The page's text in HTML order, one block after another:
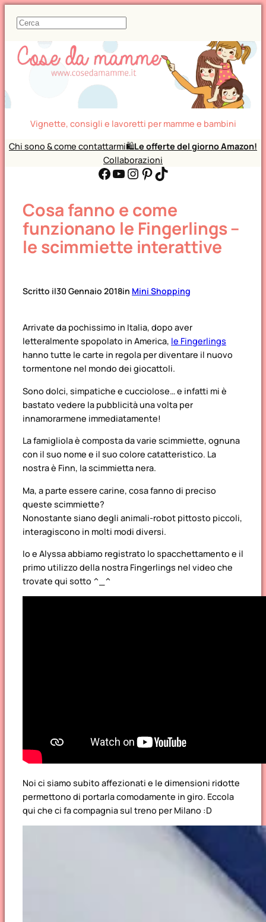
C
r
c
Vignette, consigli e lavoretti per mamme e bambini
Chi sono & come contattarmi🛍️Le offerte del giorno Amazon!
Collaborazioni
Facebook YouTube Instagram Pinterest TikTok
Cosa fanno e come
funzionano le Fingerlings –
le scimmiette interattive
Scritto il30 Gennaio 2018in Mini Shopping
Arrivate da pochissimo in Italia, dopo aver
letteralmente spopolato in America, le Fingerlings
hanno tutte le carte in regola per diventare il nuovo
tormentone nel mondo dei giocattoli.
Sono dolci, simpatiche e cucciolose… e infatti mi è
bastato vedere la pubblicità una volta per
innamorarmene immediatamente!
La famigliola è composta da varie scimmiette, ognuna
con il suo nome e il suo colore catatteristico. La
nostra è Finn, la scimmietta nera.
Ma, a parte essere carine, cosa fanno di preciso
queste scimmiette?
Nonostante siano degli animali-robot pittosto piccoli,
interagiscono in molti modi diversi.
Io e Alyssa abbiamo registrato lo spacchettamento e il
primo utilizzo della nostra Fingerlings nel video che
trovate qui sotto ^_^
Noi ci siamo subito affezionati e le dimensioni ridotte
permettono di portarla comodamente in giro. Eccola
qui che ci fa compagnia sul treno per Milano :D